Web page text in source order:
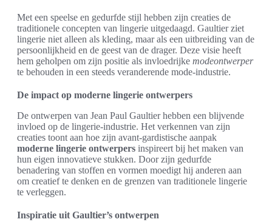
Met een speelse en gedurfde stijl hebben zijn creaties de
traditionele concepten van lingerie uitgedaagd. Gaultier ziet
lingerie niet alleen als kleding, maar als een uitbreiding van de
persoonlijkheid en de geest van de drager. Deze visie heeft
hem geholpen om zijn positie als invloedrijke modeontwerper
te behouden in een steeds veranderende mode-industrie.
De impact op moderne lingerie ontwerpers
De ontwerpen van Jean Paul Gaultier hebben een blijvende
invloed op de lingerie-industrie. Het verkennen van zijn
creaties toont aan hoe zijn avant-gardistische aanpak
moderne lingerie ontwerpers inspireert bij het maken van
hun eigen innovatieve stukken. Door zijn gedurfde
benadering van stoffen en vormen moedigt hij anderen aan
om creatief te denken en de grenzen van traditionele lingerie
te verleggen.
Inspiratie uit Gaultier’s ontwerpen